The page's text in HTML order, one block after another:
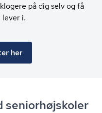
på dig selv og få
lever i.
her
se­ni­o­r­højsko­ler